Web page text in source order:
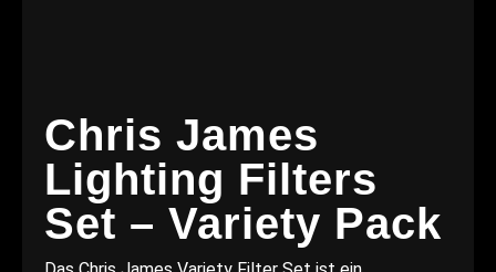
Chris James
Lighting Filters
Set – Variety Pack